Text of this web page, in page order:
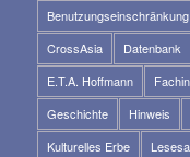
Benutzungseinschränkung
CrossAsia
Datenbank
E.T.A. Hoffmann
Geschichte
Hinweis
Kulturelles Erbe